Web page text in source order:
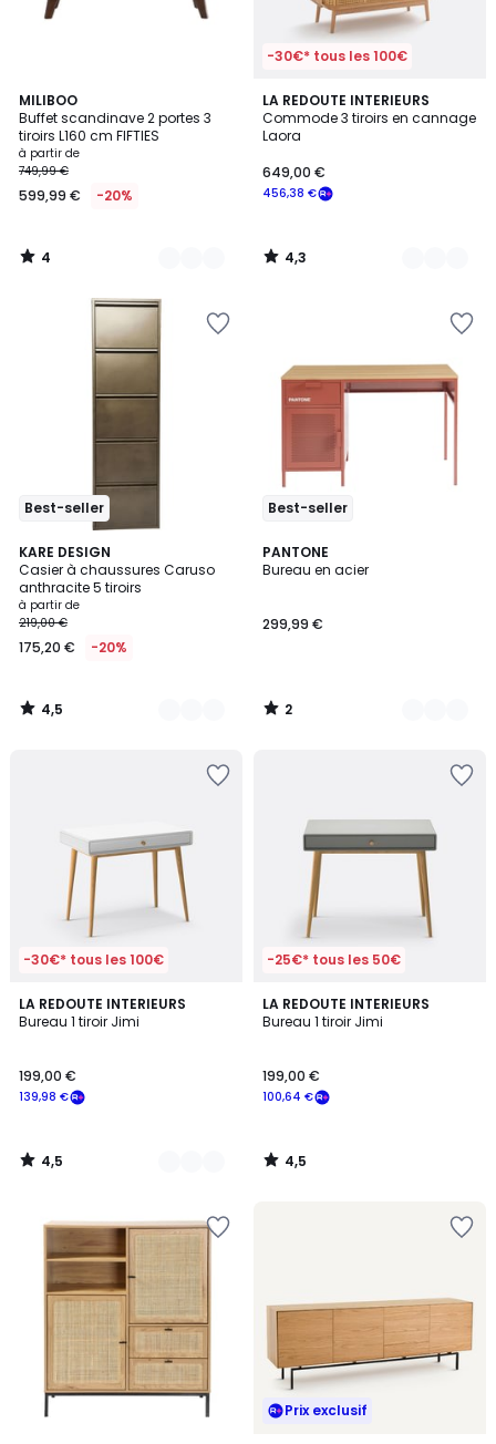
MILIBOO
Buffet scandinave 2 portes 3
tiroirs L160 cm FIFTIES
à partir de
749,99 €
599,99 € -20%
4
/
5
2
Couleurs
4
/
-30€* tous les 100€
LA REDOUTE INTERIEURS
Commode 3 tiroirs en cannage
Laora
456,38 €
649,00 €
4,3
/ 5
2
Couleurs
4,3
/
Best-seller
KARE DESIGN
Casier à chaussures Caruso
anthracite 5 tiroirs
à partir de
219,00 €
175,20 € -20%
4,5
/ 5
14
Couleurs
4,5
/
Best-seller
PANTONE
Bureau en acier
299,99 €
2
/
5
Couleurs
2
/
-30€* tous les 100€
LA REDOUTE INTERIEURS
Bureau 1 tiroir Jimi
139,98 €
199,00 €
4,5
/ 5
2
Couleurs
4,5
/
-25€* tous les 50€
LA REDOUTE INTERIEURS
Bureau 1 tiroir Jimi
100,64 €
199,00 €
4,5
/ 5
4,5
/
Prix exclusif